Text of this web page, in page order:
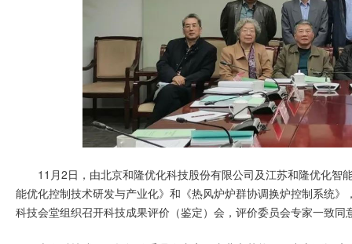
11月2日，由北京和隆优化科技股份有限公司及江苏和隆优化
能优化控制技术研发与产业化》和《热风炉炉群协调换炉控制系统
科技会堂组织召开科技成果评价（鉴定）会，评价委员会专家一致